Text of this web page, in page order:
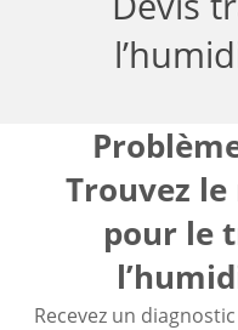
Conséquences
Humidité dans les Caves
Trouver un spécialiste
Diagnostic gratuit
Trouvez
pour le
Recevez un